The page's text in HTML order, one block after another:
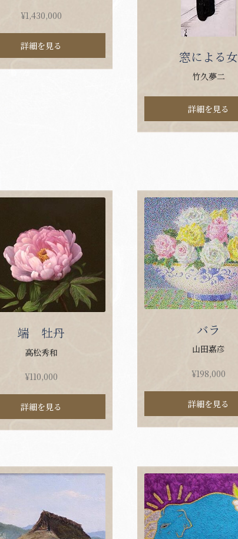
¥1,430,000
詳細を見る
窓による女
竹久夢二
詳細を見る
端 牡丹
高松秀和
¥110,000
詳細を見る
バラ
山田嘉彦
¥198,000
詳細を見る